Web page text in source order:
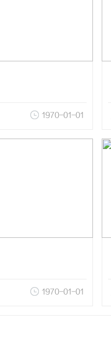
1970-01-01
1970-01-01